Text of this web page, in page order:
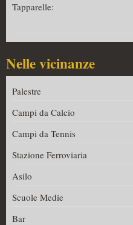
Tapparelle:
Nelle vicinanze
Palestre
Campi da Calcio
Campi da Tennis
Stazione Ferroviaria
Asilo
Scuole Medie
Bar